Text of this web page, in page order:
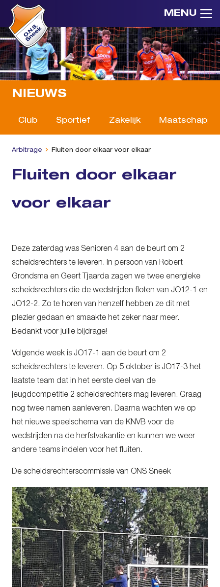
MENU
NIEUWS
Club Sportief Zakelijk
Arbitrage Fluiten door elkaar voor elkaar
Fluiten door elkaar
voor elkaar
Deze zaterdag was Senioren 4 aan de beurt om 2
scheidsrechters te leveren. In persoon van Robert
Grondsma en Geert Tjaarda zagen we twee energieke
scheidsrechters die de wedstrijden floten van JO12-1 en
JO12-2. Zo te horen van henzelf hebben ze dit met
plezier gedaan en smaakte het zeker naar meer.
Bedankt voor jullie bijdrage!
Volgende week is JO17-1 aan de beurt om 2
scheidsrechters te leveren. Op 5 oktober is JO17-3 het
laatste team dat in het eerste deel van de
jeugdcompetitie 2 scheidsrechters mag leveren. Graag
nog twee namen aanleveren. Daarna wachten we op
het nieuwe speelschema van de KNVB voor de
wedstrijden na de herfstvakantie en kunnen we weer
andere teams indelen voor het fluiten.
De scheidsrechterscommissie van ONS Sneek